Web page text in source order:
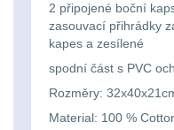
Ion
baterie
Svítilny
zbraně
Hydratační
vaky
pre
optiku
Potápačské svetlá2
Kapesní svítilny4
Policejní svítilny 4
2 připojené boční
zasouvací přihrádky
kapes a zesílené
spodní část s PVC
Rozměry:
Material: 100 %